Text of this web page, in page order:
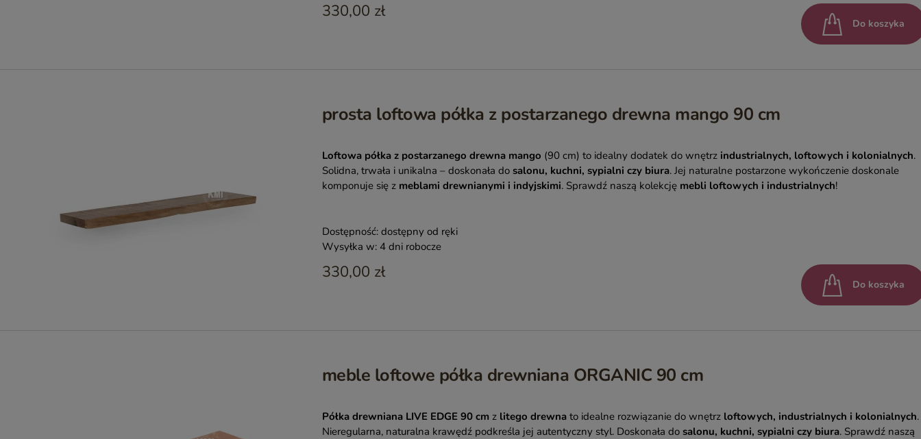
330,00 zł
Do koszyka
prosta loftowa półka z postarzanego drewna mango 90 cm
Loftowa półka z postarzanego drewna mango (90 cm) to idealny dodatek do wnętrz industrialnych, loftowych i kolonialnych.
Solidna, trwała i unikalna – doskonała do salonu, kuchni, sypialni czy biura. Jej naturalne postarzone wykończenie doskonale
komponuje się z meblami drewnianymi i indyjskimi. Sprawdź naszą kolekcję mebli loftowych i industrialnych!
Dostępność: dostępny od ręki
Wysyłka w: 4 dni robocze
330,00 zł
Do koszyka
meble loftowe półka drewniana ORGANIC 90 cm
Półka drewniana LIVE EDGE 90 cmz litego drewnato idealne rozwiązanie do wnętrz loftowych, industrialnych i kolonialnych.
Nieregularna, naturalna krawędź podkreśla jej autentyczny styl. Doskonała do salonu, kuchni, sypialni czy biura. Sprawdź naszą